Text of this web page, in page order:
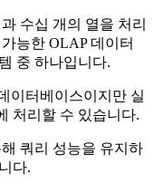
수십 개의 열을 처리
능한 OLAP 데이터
중 하나입니다.
이터베이스이지만 실
처리할 수 있습니다.
쿼리 성능을 유지하
다.